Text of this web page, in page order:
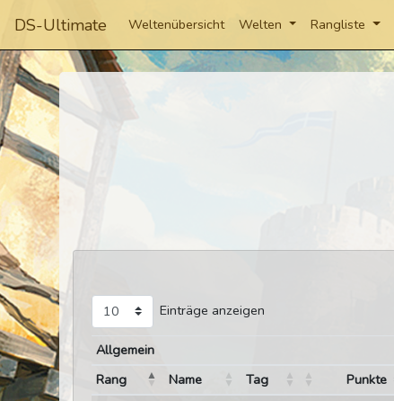
DS-Ultimate Weltenübersicht Welten Rangliste
Einträge anzeigen
Allgemein
Rang
Name Tag Punkte